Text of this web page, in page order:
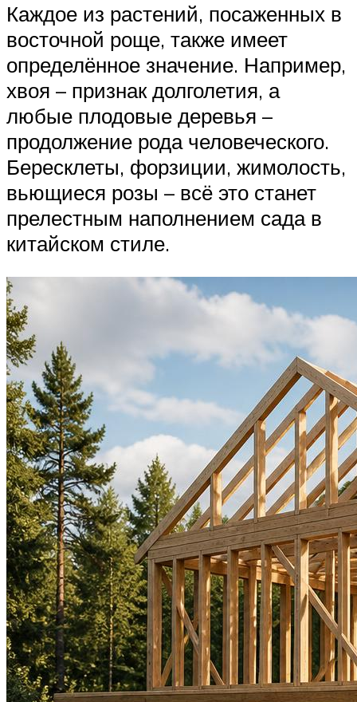
Каждое из растений, посаженных в
восточной роще, также имеет
определённое значение. Например,
хвоя – признак долголетия, а
любые плодовые деревья –
продолжение рода человеческого.
Бересклеты, форзиции, жимолость,
вьющиеся розы – всё это станет
прелестным наполнением сада в
китайском стиле.